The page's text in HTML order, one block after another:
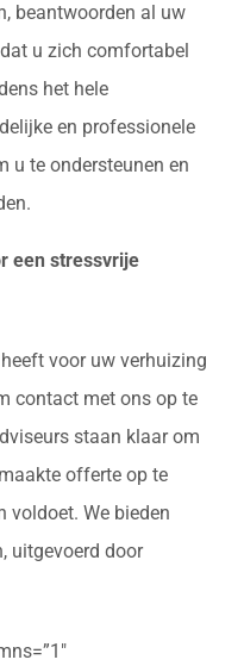
beantwoorden al uw
u zich comfortabel
het hele
en professionele
u te ondersteunen en
een stressvrije
voor uw verhuizing
contact met ons op te
staan klaar om
offerte op te
voldoet. We bieden
uitgevoerd door